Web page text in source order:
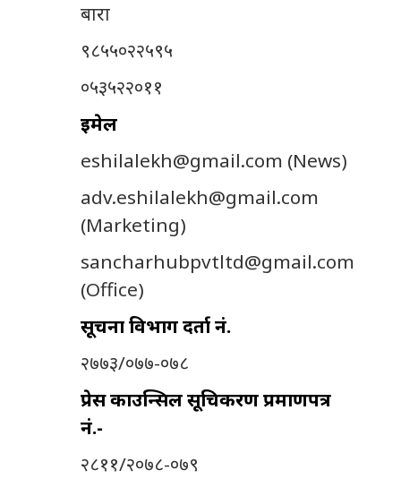
बारा
९८५५०२२५९५
०५३५२२०११
इमेल
eshilalekh@gmail.com (News)
adv.eshilalekh@gmail.com
(Marketing)
sancharhubpvtltd@gmail.com
(Office)
सूचना विभाग दर्ता नं.
२७७३/०७७-०७८
प्रेस काउन्सिल सूचिकरण प्रमाणपत्र
नं.-
२८११/२०७८-०७९